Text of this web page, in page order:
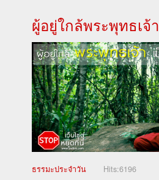
ผู้อยู่ใกล้พระพุทธเจ้า
ธรรมะประจำวัน Hits:6196